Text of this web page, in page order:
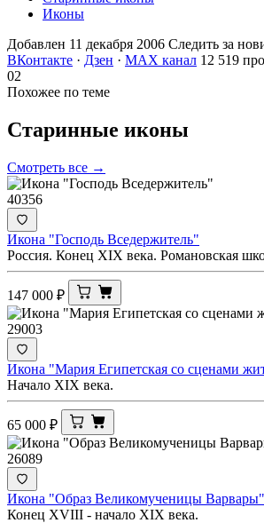
Иконы
Добавлен 11 декабря 2006 Следить за
ВКонтакте · Дзен · MAX канал 12 519
02
Похожее по теме
Старинные иконы
Смотреть все →
40356
Икона "Господь Вседержитель"
Россия. Конец XIX века. Романовская
147 000 ₽
29003
Икона "Мария Египетская со сценами
Начало XIX века.
65 000 ₽
26089
Икона "Образ Великомученицы Варвары"
Конец XVIII - начало ХIХ века.